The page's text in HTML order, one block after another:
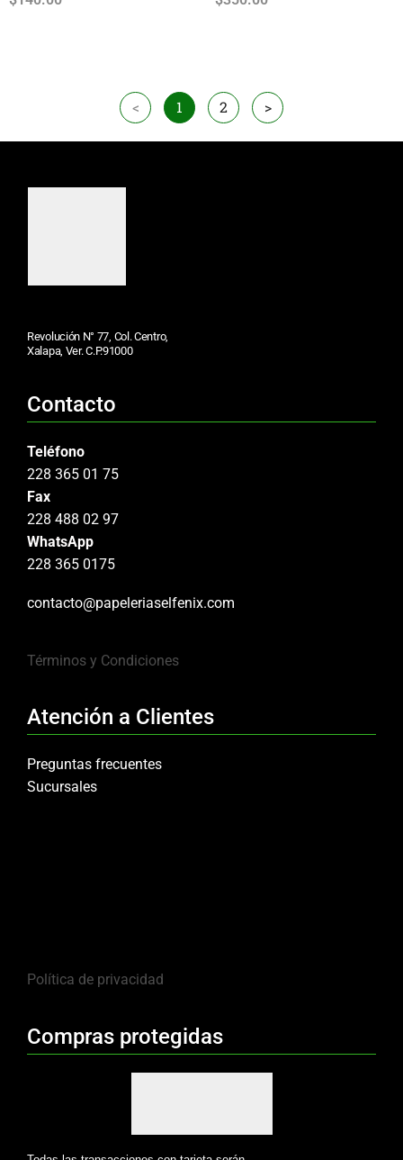
< 1 2 >
Revolución N° 77, Col. Centro,
Xalapa, Ver. C.P.91000
Contacto
Teléfono
228 365 01 75
Fax
228 488 02 97
WhatsApp
228 365 0175
contacto@papeleriaselfenix.com
Términos y Condiciones
Atención a Clientes
Preguntas frecuentes
Sucursales
Política de privacidad
Compras protegidas